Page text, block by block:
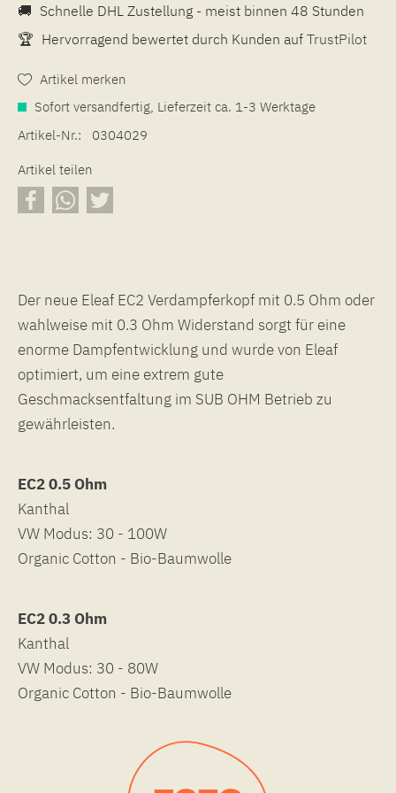
🚚 Schnelle DHL Zustellung - meist binnen 48 Stunden
🏆 Hervorragend bewertet durch Kunden auf TrustPilot
Artikel merken
Sofort versandfertig, Lieferzeit ca. 1-3 Werktage
Artikel-Nr.:
0304029
Artikel teilen
Der neue Eleaf EC2 Verdampferkopf mit 0.5 Ohm oder
wahlweise mit 0.3 Ohm Widerstand sorgt für eine
enorme Dampfentwicklung und wurde von Eleaf
optimiert, um eine extrem gute
Geschmacksentfaltung im SUB OHM Betrieb zu
gewährleisten.
EC2 0.5 Ohm
Kanthal
VW Modus: 30 - 100W
Organic Cotton - Bio-Baumwolle
EC2 0.3 Ohm
Kanthal
VW Modus: 30 - 80W
Organic Cotton - Bio-Baumwolle